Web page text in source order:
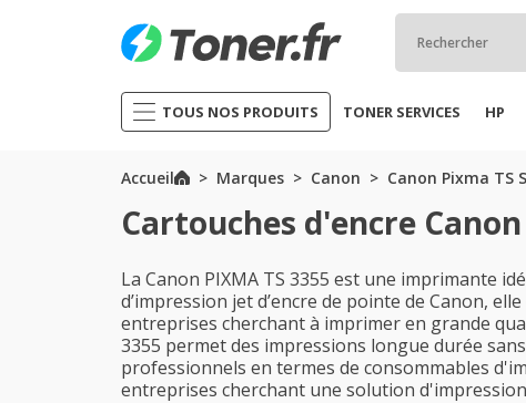
TOUS NOS PRODUITS TONER SERVICES HP
Accueil Marques Canon Canon Pixma TS
Cartouches d'encre
La Canon PIXMA TS 3355 est une imprimante
d’impression jet d’encre de pointe de Canon,
entreprises cherchant à imprimer en grande
3355 permet des impressions longue durée
professionnels en termes de consommables
entreprises cherchant une solution